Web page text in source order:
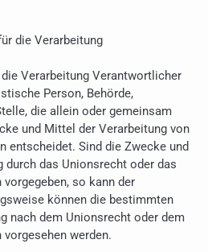
die Verarbeitung
Verarbeitung Verantwortlicher
Person, Behörde,
die allein oder gemeinsam
und Mittel der Verarbeitung von
entscheidet. Sind die Zwecke und
das Unionsrecht oder das
so kann der
können die bestimmten
nach dem Unionsrecht oder dem
werden.